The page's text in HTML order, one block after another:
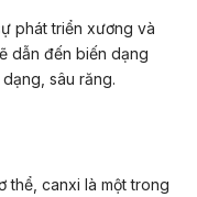
phát triển xương và
dẫn đến biến dạng
sâu răng.
thể, canxi là một trong